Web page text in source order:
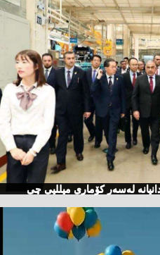
لەسەر كۆماری میللیی چی